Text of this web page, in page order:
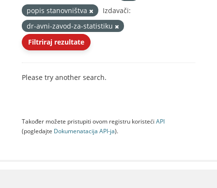
popis stanovništva
Izdavači:
dr-avni-zavod-za-statistiku
Filtriraj rezultate
Please try another search.
Također možete pristupiti ovom registru koristeći API
(pogledajte Dokumenаtаcijа API-jа).